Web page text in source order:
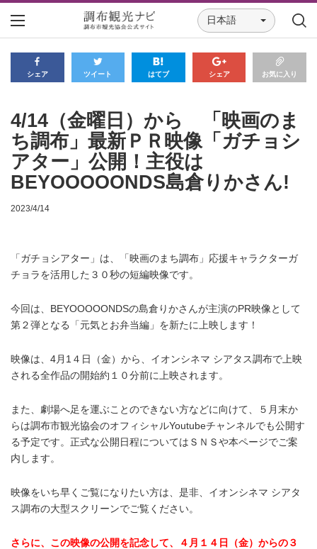
日本語
シェア ツイート はてブ シェア お気に入り
4/14（金曜日）から 「映画のま
ち調布」最新ＰＲ映像「ガチョシ
アター」公開！主役は
BEYOOOOONDS島倉りかさん!
2023/4/14
「ガチョシアター」は、「映画のまち調布」応援キャラクターガ
チョラを活用した３０秒の短編映像です。
今回は、BEYOOOOONDSの島倉りかさんが主演のPR映像として
第２弾となる「元気とお弁当編」を新たに上映します！
映像は、4月1４日（金）から、イオンシネマ シアタス調布で上映
される全作品の開始約１０分前に上映されます。
また、劇場へ足を運ぶことのできない方などに向けて、５月末か
らは調布市観光協会のオフィシャルYoutubeチャンネルでも公開す
る予定です。正式な公開日程についてはＳＮＳや本ページでご案
内します。
映像をいち早くご覧になりたい方は、是非、イオンシネマ シアタ
ス調布の大型スクリーンでご覧ください。
さらに、この映像の公開を記念して、４月１４日（金）からの３